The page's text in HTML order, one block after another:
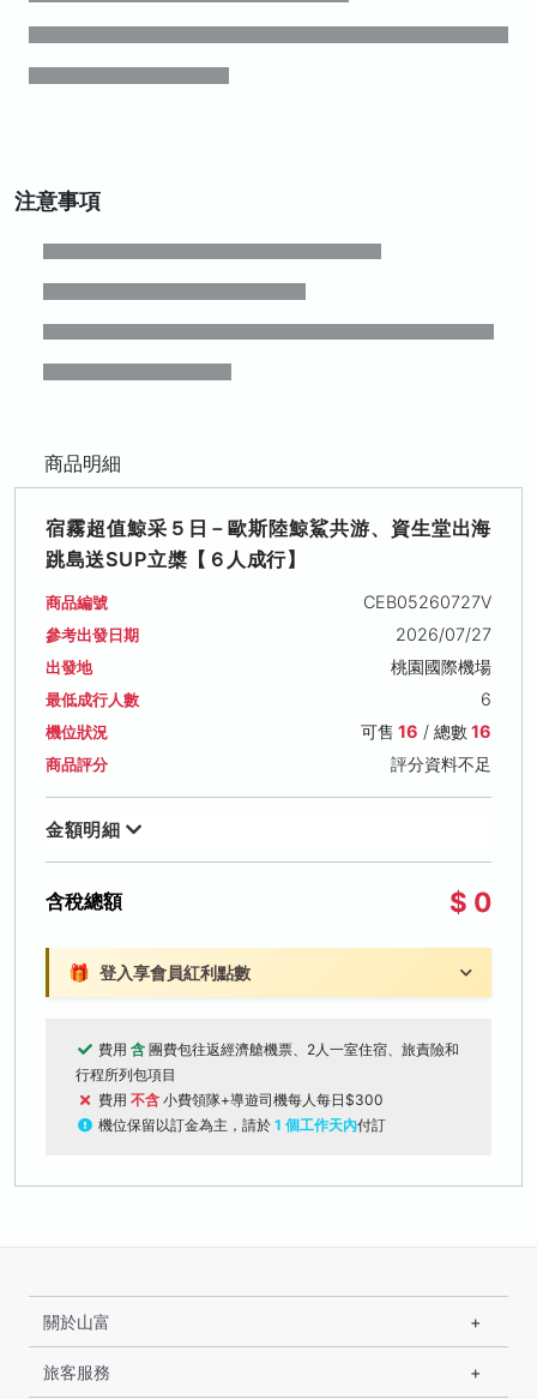
注意事項
商品明細
宿霧超值鯨采５日－歐斯陸鯨鯊共游、資生堂出海
跳島送SUP立槳【６人成行】
商品編號 CEB05260727V
參考出發日期 2026/07/27
出發地 桃園國際機場
最低成行人數 6
機位狀況 可售 16 / 總數16
商品評分 評分資料不足
金額明細
含稅總額 $ 0
🎁 登入享會員紅利點數
費用 含 團費包往返經濟艙機票、2人一室住宿、旅責險和
行程所列包項目
費用 不含 小費領隊+導遊司機每人每日$300
機位保留以訂金為主，請於 1 個工作天內付訂
關於山富
旅客服務